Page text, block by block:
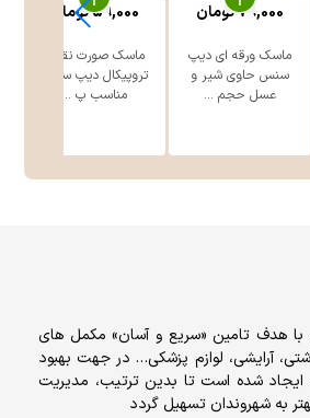
ماسک ورقه ای دیپ
سنس حاوی شیر و
عسل حجم ...
79,000تومان
ماسک صورت نقابی
تروپیکال دیپ سنس
مناسب پ ...
59,000تومان
با هدف تامين «سریع و آسان» مكمل هاى
آرايشى، لوازم پزشکی… در جهت بهبود
ایجاد شده است تا بدین ترتیب، مدیریت
به شهروندان تسهیل گردد